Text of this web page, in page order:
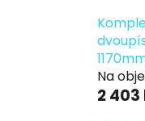
Na
2 403